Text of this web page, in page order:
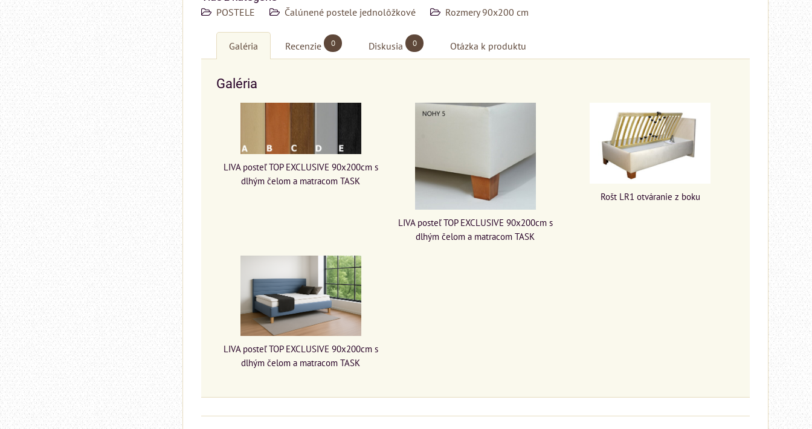
POSTELE Čalúnené postele jednolôžkové Rozmery 90x200 cm
Galéria Recenzie 0 Diskusia 0 Otázka k produktu
Galéria
LIVA posteľ TOP EXCLUSIVE 90x200cm s
dlhým čelom a matracom TASK
LIVA posteľ TOP EXCLUSIVE 90x200cm s
dlhým čelom a matracom TASK
Rošt LR1 otváranie z boku
LIVA posteľ TOP EXCLUSIVE 90x200cm s
dlhým čelom a matracom TASK